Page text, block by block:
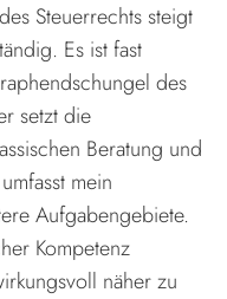
Steuerrechts steigt
Es ist fast
des
setzt die
Beratung und
mein
Aufgabengebiete.
Kompetenz
näher zu